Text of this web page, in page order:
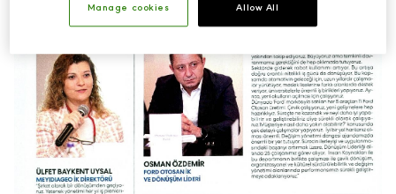
Manage cookies Allow All